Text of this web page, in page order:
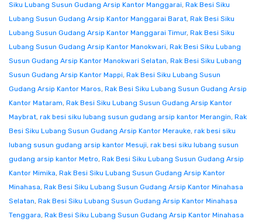
Siku Lubang Susun Gudang Arsip Kantor Manggarai, Rak Besi Siku
Lubang Susun Gudang Arsip Kantor Manggarai Barat, Rak Besi Siku
Lubang Susun Gudang Arsip Kantor Manggarai Timur, Rak Besi Siku
Lubang Susun Gudang Arsip Kantor Manokwari, Rak Besi Siku Lubang
Susun Gudang Arsip Kantor Manokwari Selatan, Rak Besi Siku Lubang
Susun Gudang Arsip Kantor Mappi, Rak Besi Siku Lubang Susun
Gudang Arsip Kantor Maros, Rak Besi Siku Lubang Susun Gudang Arsip
Kantor Mataram, Rak Besi Siku Lubang Susun Gudang Arsip Kantor
Maybrat, rak besi siku lubang susun gudang arsip kantor Merangin, Rak
Besi Siku Lubang Susun Gudang Arsip Kantor Merauke, rak besi siku
lubang susun gudang arsip kantor Mesuji, rak besi siku lubang susun
gudang arsip kantor Metro, Rak Besi Siku Lubang Susun Gudang Arsip
Kantor Mimika, Rak Besi Siku Lubang Susun Gudang Arsip Kantor
Minahasa, Rak Besi Siku Lubang Susun Gudang Arsip Kantor Minahasa
Selatan, Rak Besi Siku Lubang Susun Gudang Arsip Kantor Minahasa
Tenggara, Rak Besi Siku Lubang Susun Gudang Arsip Kantor Minahasa